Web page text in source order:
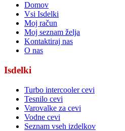
Domov
Vsi Isdelki
Moj račun
Moj seznam želja
Kontaktiraj nas
O nas
Isdelki
Turbo intercooler cevi
Tesnilo cevi
Varovalke za cevi
Vodne cevi
Seznam vseh izdelkov